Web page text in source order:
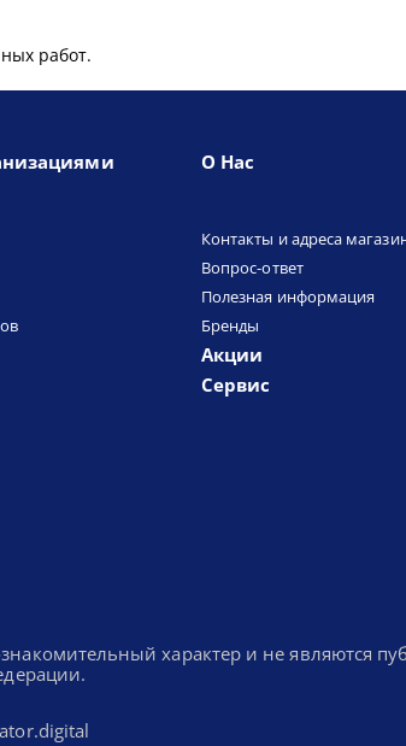
работ.
О Нас
Контакты и адреса
Вопрос-ответ
Полезная информация
Бренды
Акции
Сервис
характер и не являются